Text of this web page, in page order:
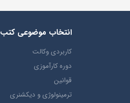
انتخاب​ موضوعي​ کتب
کاربردی وکالت
دوره کارآموزی
قوانین
ترمينولوژي و ديکشنري